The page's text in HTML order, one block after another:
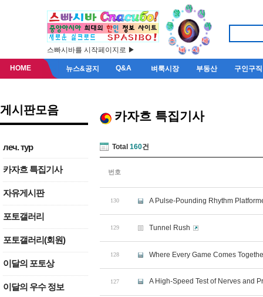
스빠시바를 시작페이지로 ▶
HOME 뉴스&공지 Q&A 벼룩시장 부동산 구인구직
게시판모음
леч. тур
카자흐 특집기사
자유게시판
포토갤러리
포토갤러리(회원)
이달의 포토상
이달의 우수 정보
카자흐 특집기사
Total 160건
번호
130 A Pulse-Pounding Rhythm
129 Tunnel Rush
128 Where Every Game Comes
127 A High-Speed Test of Nerves and